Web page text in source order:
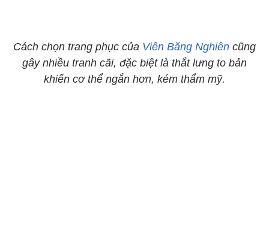
Cách chọn trang phục của Viên Băng Nghiên cũng
gây nhiều tranh cãi, đặc biệt là thắt lưng to bản
khiến cơ thể ngắn hơn, kém thẩm mỹ.​​​​​​​